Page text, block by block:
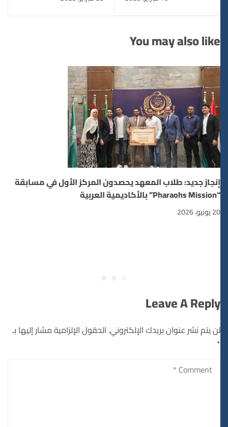
بالأقصر السيدة
اجتيازها بنجاح دورات
تقديرًا لجهودها في
تحسين معايير الجودة
الأكاديمية.
الاقصر
You may also like
إنجاز جديد: طلاب المعهد يحصدون المركز الأول في مسابقة
20 يونيو، 2026
Leave A Reply
لن يتم نشر عنوان بريدك الإلكتروني.الحقول الإلزامية مشار إليها بـ